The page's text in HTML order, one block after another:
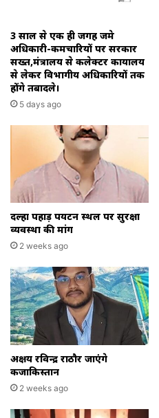
3 साल से एक ही जगह जमे
अधिकारी-कर्मचारियों पर सरकार
सख्त,मंत्रालय से कलेक्टर कार्यालय
से लेकर विभागीय अधिकारियों तक
होंगे तबादले।
5 days ago
दल्हा पहाड़ पर्यटन स्थल पर सुरक्षा
व्यवस्था की मांग
2 weeks ago
अक्षय रविन्द्र राठौर जाएंगे
कजाकिस्तान
2 weeks ago